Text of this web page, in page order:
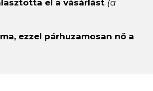
el a vásárlást (a
ezzel párhuzamosan nő a